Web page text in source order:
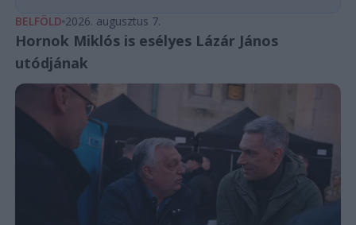
BELFÖLD 2026. augusztus 7.
Hornok Miklós is esélyes Lázár János
utódjának